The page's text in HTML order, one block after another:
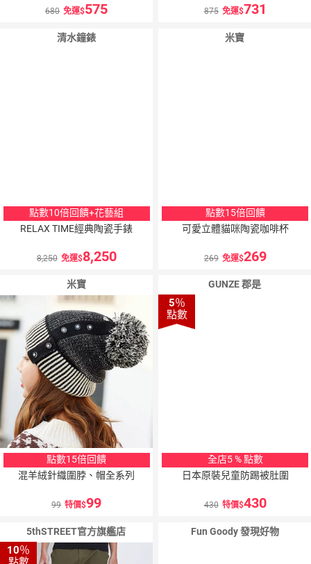
680 免運 575 875 免運 731
清水鐘錶
點數10倍回饋+花藝組
RELAX TIME經典陶瓷手錶
8,250 免運 8,250
米寶
點數15倍回饋
可愛立體貓咪陶瓷咖啡杯
269 免運 269
米寶
點數15倍回饋
混羊絨針織圍脖、帽全系列
99 特價 99
GUNZE 郡是
5％
點數
全店5 % 點數
日本原裝兒童防踢被肚圍
430 特價 430
5thSTREET官方旗艦店
10％
Fun Goody 發現好物